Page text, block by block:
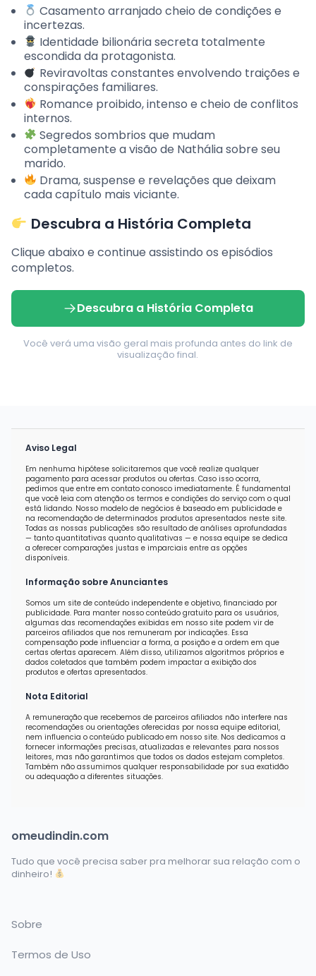
Casamento arranjado cheio de condições e
incertezas.
Identidade bilionária secreta totalmente
escondida da protagonista.
Reviravoltas constantes envolvendo traições e
conspirações familiares.
Romance proibido, intenso e cheio de conflitos
internos.
Segredos sombrios que mudam
completamente a visão de Nathália sobre seu
marido.
Drama, suspense e revelações que deixam
cada capítulo mais viciante.
Descubra a História Completa
Clique abaixo e continue assistindo os episódios
completos.
Descubra a História Completa
Você verá uma visão geral mais profunda antes do link de
visualização final.
Aviso Legal
Em nenhuma hipótese solicitaremos que você realize qualquer
pagamento para acessar produtos ou ofertas. Caso isso ocorra,
pedimos que entre em contato conosco imediatamente. É fundamental
que você leia com atenção os termos e condições do serviço com o qual
está lidando. Nosso modelo de negócios é baseado em publicidade e
na recomendação de determinados produtos apresentados neste site.
Todas as nossas publicações são resultado de análises aprofundadas
— tanto quantitativas quanto qualitativas — e nossa equipe se dedica
a oferecer comparações justas e imparciais entre as opções
disponíveis.
Informação sobre Anunciantes
Somos um site de conteúdo independente e objetivo, financiado por
publicidade. Para manter nosso conteúdo gratuito para os usuários,
algumas das recomendações exibidas em nosso site podem vir de
parceiros afiliados que nos remuneram por indicações. Essa
compensação pode influenciar a forma, a posição e a ordem em que
certas ofertas aparecem. Além disso, utilizamos algoritmos próprios e
dados coletados que também podem impactar a exibição dos
produtos e ofertas apresentados.
Nota Editorial
A remuneração que recebemos de parceiros afiliados não interfere nas
recomendações ou orientações oferecidas por nossa equipe editorial,
nem influencia o conteúdo publicado em nosso site. Nos dedicamos a
fornecer informações precisas, atualizadas e relevantes para nossos
leitores, mas não garantimos que todos os dados estejam completos.
Também não assumimos qualquer responsabilidade por sua exatidão
ou adequação a diferentes situações.
omeudindin.com
Tudo que você precisa saber pra melhorar sua relação com o
dinheiro!
Sobre
Termos de Uso